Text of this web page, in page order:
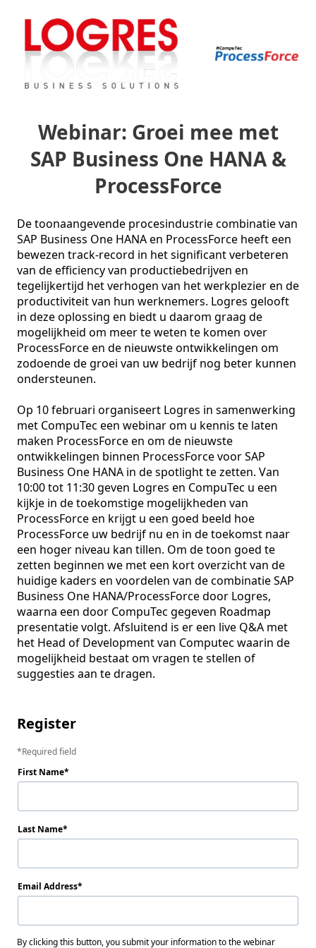
Webinar: Groei mee met
SAP Business One HANA &
ProcessForce
De toonaangevende procesindustrie combinatie van
SAP Business One HANA en ProcessForce heeft een
bewezen track-record in het significant verbeteren
van de efficiency van productiebedrijven en
tegelijkertijd het verhogen van het werkplezier en de
productiviteit van hun werknemers. Logres gelooft
in deze oplossing en biedt u daarom graag de
mogelijkheid om meer te weten te komen over
ProcessForce en de nieuwste ontwikkelingen om
zodoende de groei van uw bedrijf nog beter kunnen
ondersteunen.
Op 10 februari organiseert Logres in samenwerking
met CompuTec een webinar om u kennis te laten
maken ProcessForce en om de nieuwste
ontwikkelingen binnen ProcessForce voor SAP
Business One HANA in de spotlight te zetten. Van
10:00 tot 11:30 geven Logres en CompuTec u een
kijkje in de toekomstige mogelijkheden van
ProcessForce en krijgt u een goed beeld hoe
ProcessForce uw bedrijf nu en in de toekomst naar
een hoger niveau kan tillen. Om de toon goed te
zetten beginnen we met een kort overzicht van de
huidige kaders en voordelen van de combinatie SAP
Business One HANA/ProcessForce door Logres,
waarna een door CompuTec gegeven Roadmap
presentatie volgt. Afsluitend is er een live Q&A met
het Head of Development van Computec waarin de
mogelijkheid bestaat om vragen te stellen of
suggesties aan te dragen.
Register
Required field
First Name
Last Name
Email Address
By clicking this button, you submit your information to the webinar